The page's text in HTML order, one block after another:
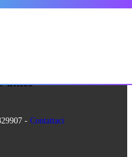
unico
- Contattaci